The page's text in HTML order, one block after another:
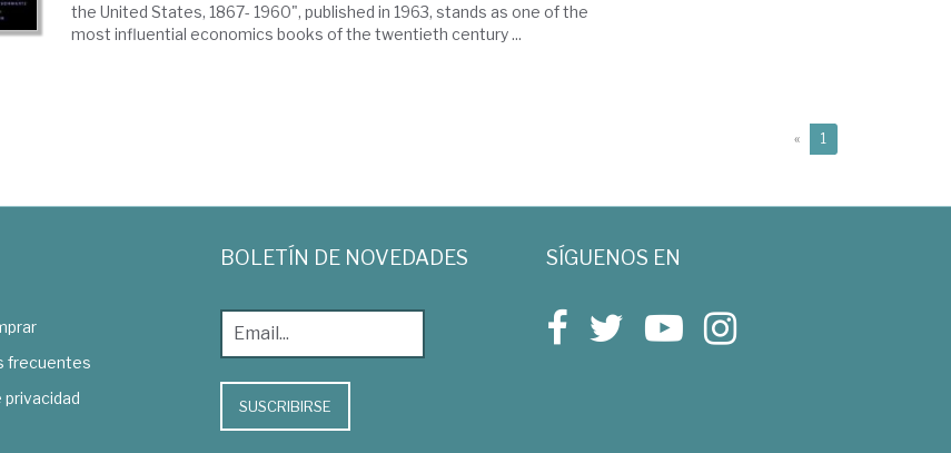
the United States, 1867- 1960", published in 1963, stands as one of the
most influential economics books of the twentieth century ...
« 1
frecuentes
privacidad
BOLETÍN DE NOVEDADES
SUSCRIBIRSE
SÍGUENOS EN